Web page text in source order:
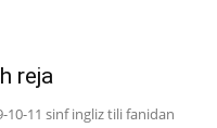
reja
10-11 sinf ingliz tili fanidan